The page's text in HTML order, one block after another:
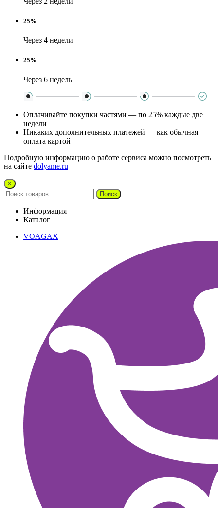
25%
Через 4 недели
25%
Через 6 недель
Оплачивайте покупки частями — по 25% каждые две
недели
Никаких дополнительных платежей — как обычная
оплата картой
Подробную информацию о работе сервиса можно посмотреть
на сайте dolyame.ru
×
Поиск
Информация
Каталог
VOAGAX